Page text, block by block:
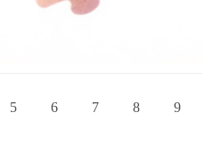
5 6 7 8 9